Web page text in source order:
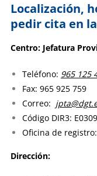
Localización,
pedir cita en
Centro: Jefatura
Teléfono: 965 125
Fax: 965 925 759
Correo:
Código DIR3:
Oficina de
Dirección: